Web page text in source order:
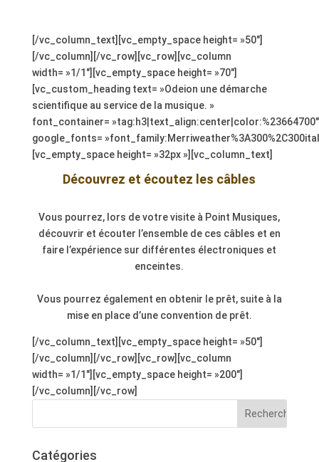
[/vc_column_text][vc_empty_space height= »50″]
[/vc_column][/vc_row][vc_row][vc_column
width= »1/1″][vc_empty_space height= »70″]
[vc_custom_heading text= »Odeion une démarche
scientifique au service de la musique. »
font_container= »tag:h3|text_align:center|color:%23664700″
google_fonts=
[vc_empty_space height= »32px »][vc_column_text]
Découvrez et écoutez les câbles
Vous pourrez, lors de votre visite à Point Musiques,
découvrir et écouter l’ensemble de ces câbles et en
faire l’expérience sur différentes électroniques et
enceintes.
Vous pourrez également en obtenir le prêt, suite à la
mise en place d’une convention de prêt.
[/vc_column_text][vc_empty_space height= »50″]
[/vc_column][/vc_row][vc_row][vc_column
width= »1/1″][vc_empty_space height= »200″]
[/vc_column][/vc_row]
Catégories